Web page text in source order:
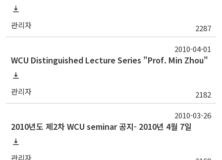
관리자 2287
WCU Distinguished Lecture Series "Prof. Min Zhou"
관리자 2182
2010-04-01
2010년도 제2차 WCU seminar 공지- 2010년 4월 7일
관리자
2010-03-26